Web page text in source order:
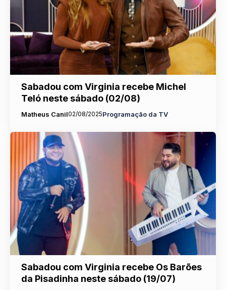
Sabadou com Virginia recebe Michel
Teló neste sábado (02/08)
Matheus Canil02/08/2025Programação da TV
Sabadou com Virginia recebe Os Barões
da Pisadinha neste sábado (19/07)